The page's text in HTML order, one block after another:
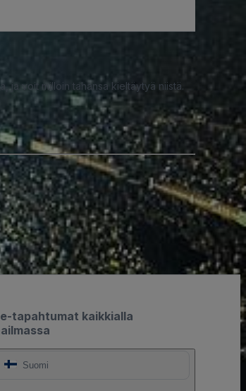
ja voit milloin tahansa kieltäytyä niistä.
tapahtumat kaikkialla
Suomi